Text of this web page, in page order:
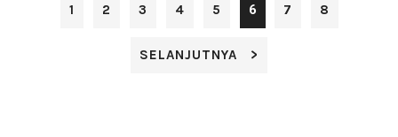
1 2 3 4 5 6 7 8
SELANJUTNYA >